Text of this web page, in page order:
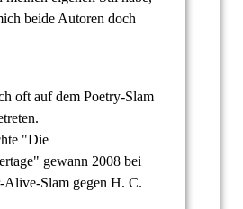
beide Autoren doch
oft auf dem Poetry-Slam
"Die
gewann 2008 bei
Alive-Slam gegen H. C.